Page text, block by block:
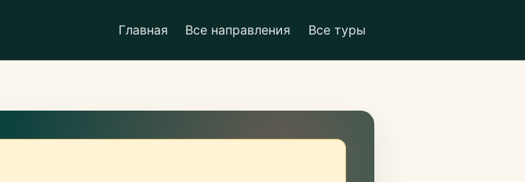
Главная Все направления Все туры